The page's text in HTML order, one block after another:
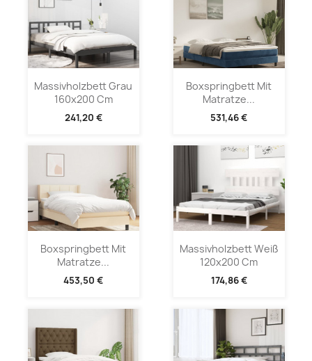
Massivholzbett Grau
160x200 Cm
241,20 €
Boxspringbett Mit
Matratze...
531,46 €
Boxspringbett Mit
Matratze...
453,50 €
Massivholzbett Weiß
120x200 Cm
174,86 €